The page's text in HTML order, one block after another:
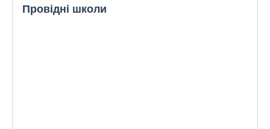
Провідні школи